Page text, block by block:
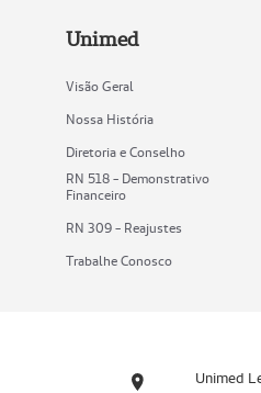
Unimed
Visão Geral
Nossa História
Diretoria e Conselho
RN 518 - Demonstrativo
Financeiro
RN 309 - Reajustes
Trabalhe Conosco
Unimed